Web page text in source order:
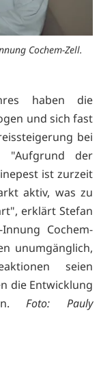
Cochem-Zell.
haben die
und sich fast
bei
"Aufgrund der
ist zurzeit
aktiv, was zu
erklärt Stefan
Cochem-
unumgänglich,
seien
die Entwicklung
Foto: Pauly